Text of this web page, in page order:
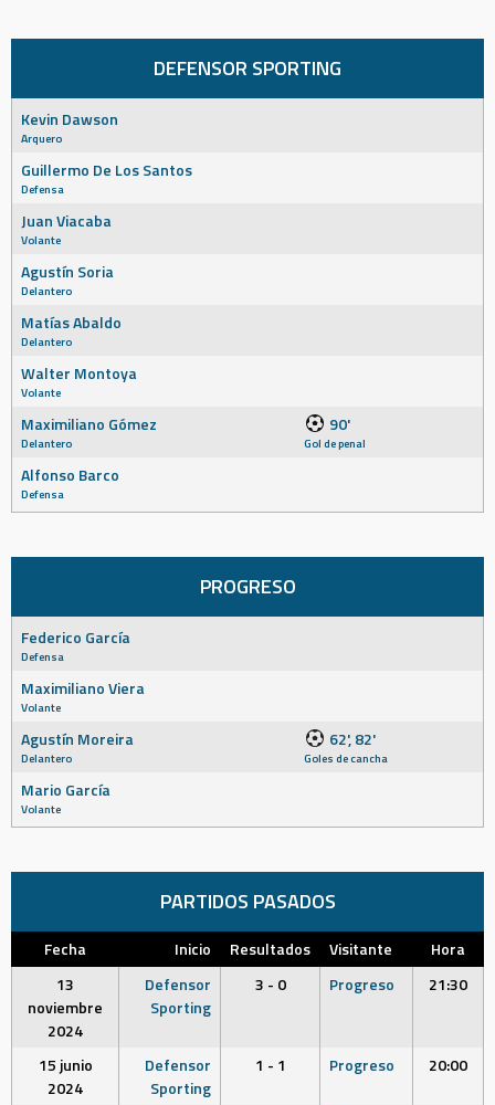
DEFENSOR SPORTING
Kevin Dawson
Arquero
Guillermo De Los Santos
Defensa
Juan Viacaba
Volante
Agustín Soria
Delantero
Matías Abaldo
Delantero
Walter Montoya
Volante
Maximiliano Gómez
Delantero
90'
Gol de penal
Alfonso Barco
Defensa
PROGRESO
Federico García
Defensa
Maximiliano Viera
Volante
Agustín Moreira
Delantero
62', 82'
Goles de cancha
Mario García
Volante
PARTIDOS PASADOS
Fecha Inicio Resultados Visitante
Hora
13
noviembre
2024
Defensor
Sporting
3 - 0 Progreso 21:30
15 junio
2024
Defensor
Sporting
1 - 1 Progreso 20:00